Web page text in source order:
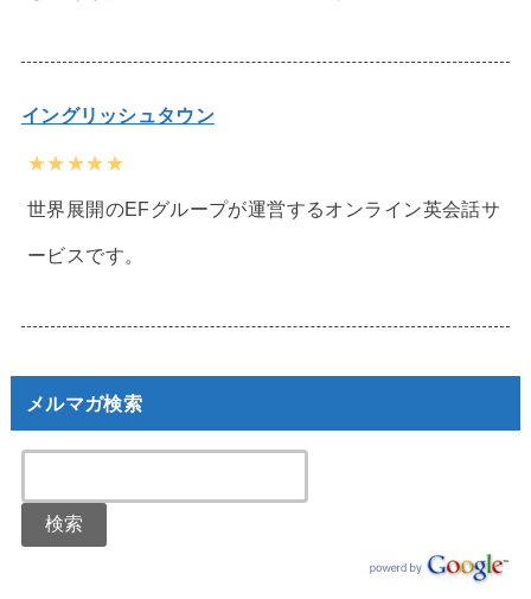
イングリッシュタウン
★★★★★
世界展開のEFグループが運営するオンライン英会話サ
ービスです。
メルマガ検索